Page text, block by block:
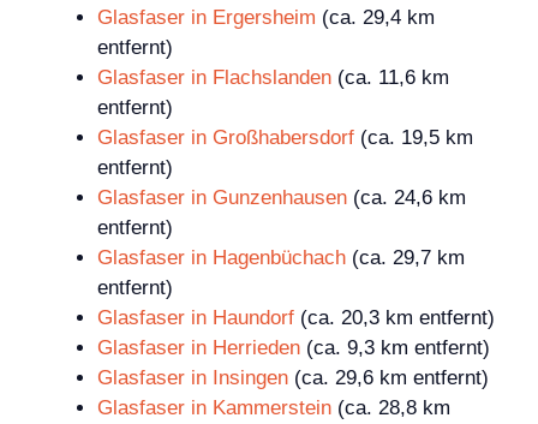
Glasfaser in Ergersheim (ca. 29,4 km
entfernt)
Glasfaser in Flachslanden (ca. 11,6 km
entfernt)
Glasfaser in Großhabersdorf (ca. 19,5 km
entfernt)
Glasfaser in Gunzenhausen (ca. 24,6 km
entfernt)
Glasfaser in Hagenbüchach (ca. 29,7 km
entfernt)
Glasfaser in Haundorf (ca. 20,3 km entfernt)
Glasfaser in Herrieden (ca. 9,3 km entfernt)
Glasfaser in Insingen (ca. 29,6 km entfernt)
Glasfaser in Kammerstein (ca. 28,8 km